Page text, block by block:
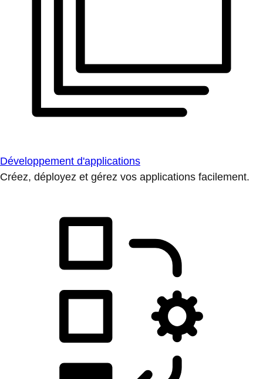
Développement d'applications
Créez, déployez et gérez vos applications facilement.